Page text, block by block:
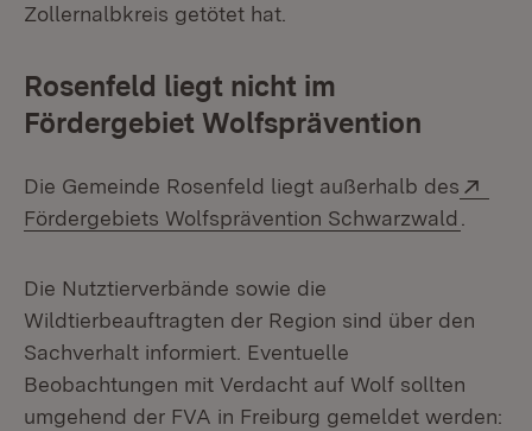
Zollernalbkreis getötet hat.
Rosenfeld liegt nicht im
Fördergebiet Wolfsprävention
Die Gemeinde Rosenfeld liegt außerhalb des
Fördergebiets Wolfsprävention Schwarzwald
Die Nutztierverbände sowie die
Wildtierbeauftragten der Region sind über den
Sachverhalt informiert. Eventuelle
Beobachtungen mit Verdacht auf Wolf sollten
umgehend der FVA in Freiburg gemeldet werden: